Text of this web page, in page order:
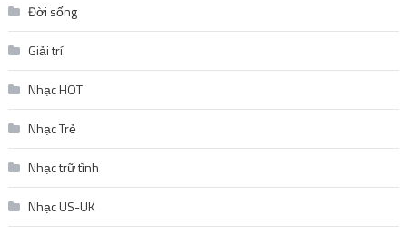
Đời sống
Giải trí
Nhạc HOT
Nhạc Trẻ
Nhạc trữ tình
Nhạc US-UK